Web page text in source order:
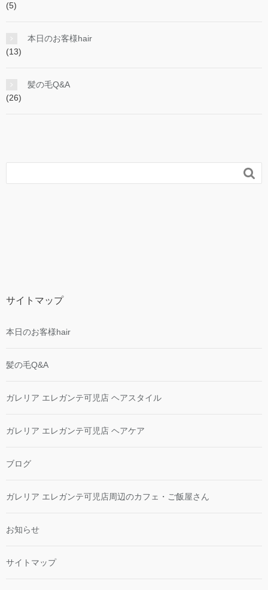
(5)
本日のお客様hair
(13)
髪の毛Q&A
(26)

サイトマップ
本日のお客様hair
髪の毛Q&A
ガレリア エレガンテ可児店 ヘアスタイル
ガレリア エレガンテ可児店 ヘアケア
ブログ
ガレリア エレガンテ可児店周辺のカフェ・ご飯屋さん
お知らせ
サイトマップ